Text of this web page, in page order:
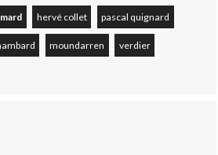
hervé collet pascal quignard
moundarren verdier